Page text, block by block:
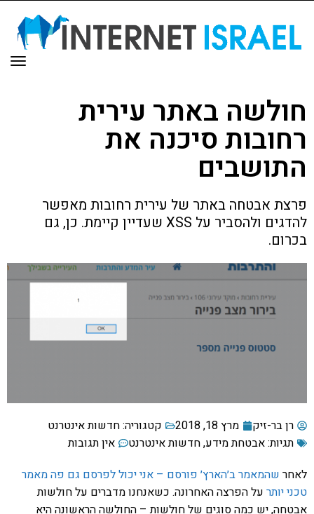
חולשה באתר עירית
רחובות סיכנה את
התושבים
פרצת אבטחה באתר של עירית רחובות מאפשר
להדגים ולהסביר על XSS שעדיין קיימת. כן, גם
בכרום.
רן בר-זיק מרץ 18, 2018 קטגוריה:חדשות אינטרנט
תגיות:אבטחת מידע,חדשות אינטרנט
אין תגובות
לאחר שהמאמר ב׳הארץ׳ פורסם – אני יכול לפרסם גם פה מאמר
טכני יותר על הפרצה האחרונה. כשאנחנו מדברים על חולשות
אבטחה, יש כמה סוגים של חולשות – החולשה הראשונה היא